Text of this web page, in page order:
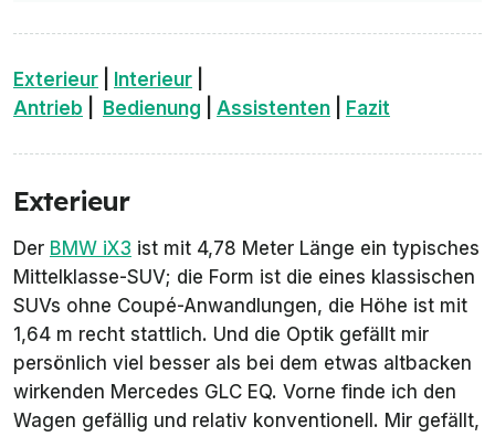
Exterieur Interieur
Antrieb
Bedienung Assistenten Fazit
Exterieur
Der BMW iX3 ist mit 4,78 Meter Länge ein typisches
Mittelklasse-SUV; die Form ist die eines klassischen
SUVs ohne Coupé-Anwandlungen, die Höhe ist mit
1,64 m recht stattlich. Und die Optik gefällt mir
persönlich viel besser als bei dem etwas altbacken
wirkenden Mercedes GLC EQ. Vorne finde ich den
Wagen gefällig und relativ konventionell. Mir gefällt,